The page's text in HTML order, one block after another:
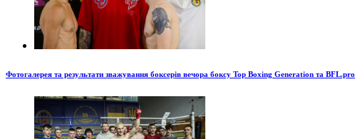
Фотогалерея та результати зважування боксерів вечора боксу Top Boxing Generation та BFL.pro